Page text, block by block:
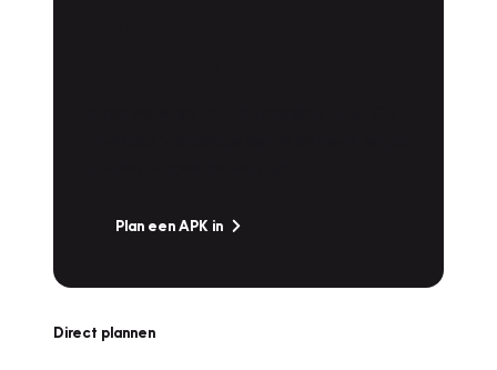
Plan een APK in
Direct plannen